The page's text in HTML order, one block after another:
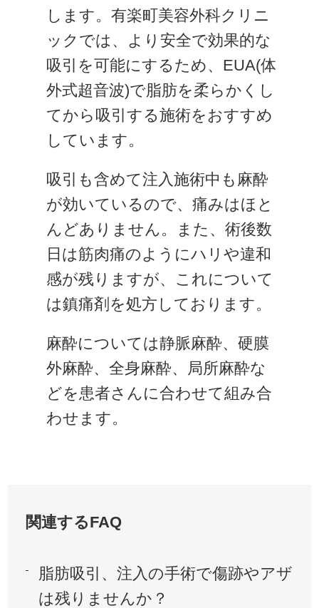
します。有楽町美容外科クリニ
ックでは、より安全で効果的な
吸引を可能にするため、EUA(体
外式超音波)で脂肪を柔らかくし
てから吸引する施術をおすすめ
しています。
吸引も含めて注入施術中も麻酔
が効いているので、痛みはほと
んどありません。また、術後数
日は筋肉痛のようにハリや違和
感が残りますが、これについて
は鎮痛剤を処方しております。
麻酔については静脈麻酔、硬膜
外麻酔、全身麻酔、局所麻酔な
どを患者さんに合わせて組み合
わせます。
関連するFAQ
脂肪吸引、注入の手術で傷跡やアザ
は残りませんか？